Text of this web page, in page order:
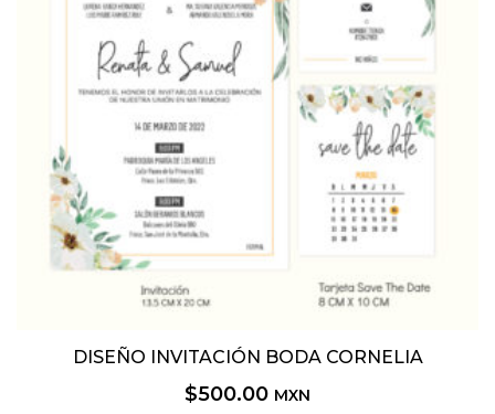
DISEÑO INVITACIÓN BODA CORNELIA
$500.00 MXN